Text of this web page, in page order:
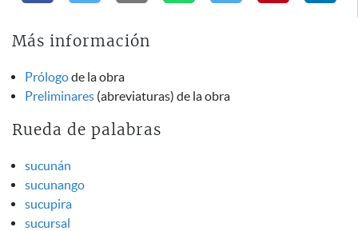
Más información
Prólogode la obra
Preliminares (abreviaturas) de la obra
Rueda de palabras
sucunán
sucunango
sucupira
sucursal